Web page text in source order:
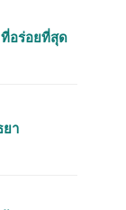
อร่อยที่สุด
ยา